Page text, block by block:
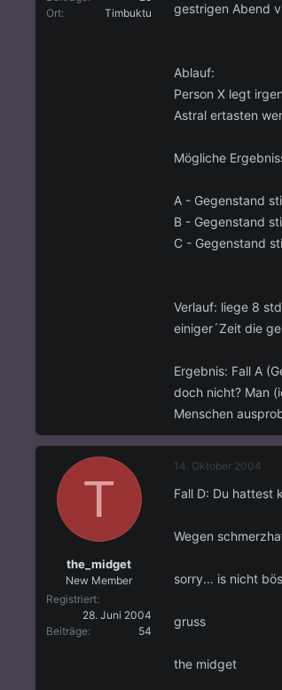
Ort
Timbuktu
gestrigen Abend
Ablauf:
Person X legt
Astral ertasten
Mögliche
A - Gegenstand
B - Gegenstand
C - Gegenstand
Verlauf: liege 8
einiger´Zeit die
Ergebnis: Fall A
doch nicht? Man
Menschen
T
the_midget
New Member
Registriert
28. Juni 2004
Beiträge
54
14. Oktober 2004
Fall D: Du hattest
Wegen
sorry... is nicht
gruss
the midget